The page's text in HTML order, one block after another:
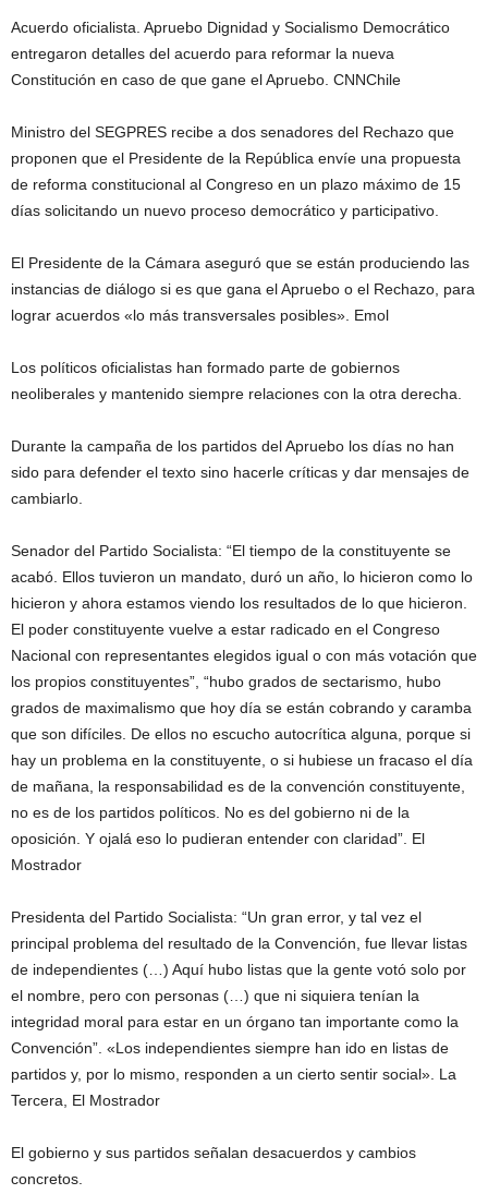
Acuerdo oficialista. Apruebo Dignidad y Socialismo Democrático
entregaron detalles del acuerdo para reformar la nueva
Constitución en caso de que gane el Apruebo. CNNChile
Ministro del SEGPRES recibe a dos senadores del Rechazo que
proponen que el Presidente de la República envíe una propuesta
de reforma constitucional al Congreso en un plazo máximo de 15
días solicitando un nuevo proceso democrático y participativo.
El Presidente de la Cámara aseguró que se están produciendo las
instancias de diálogo si es que gana el Apruebo o el Rechazo, para
lograr acuerdos «lo más transversales posibles». Emol
Los políticos oficialistas han formado parte de gobiernos
neoliberales y mantenido siempre relaciones con la otra derecha.
Durante la campaña de los partidos del Apruebo los días no han
sido para defender el texto sino hacerle críticas y dar mensajes de
cambiarlo.
Senador del Partido Socialista: “El tiempo de la constituyente se
acabó. Ellos tuvieron un mandato, duró un año, lo hicieron como lo
hicieron y ahora estamos viendo los resultados de lo que hicieron.
El poder constituyente vuelve a estar radicado en el Congreso
Nacional con representantes elegidos igual o con más votación que
los propios constituyentes”, “hubo grados de sectarismo, hubo
grados de maximalismo que hoy día se están cobrando y caramba
que son difíciles. De ellos no escucho autocrítica alguna, porque si
hay un problema en la constituyente, o si hubiese un fracaso el día
de mañana, la responsabilidad es de la convención constituyente,
no es de los partidos políticos. No es del gobierno ni de la
oposición. Y ojalá eso lo pudieran entender con claridad”. El
Mostrador
Presidenta del Partido Socialista: “Un gran error, y tal vez el
principal problema del resultado de la Convención, fue llevar listas
de independientes (…) Aquí hubo listas que la gente votó solo por
el nombre, pero con personas (…) que ni siquiera tenían la
integridad moral para estar en un órgano tan importante como la
Convención”. «Los independientes siempre han ido en listas de
partidos y, por lo mismo, responden a un cierto sentir social». La
Tercera, El Mostrador
El gobierno y sus partidos señalan desacuerdos y cambios
concretos.